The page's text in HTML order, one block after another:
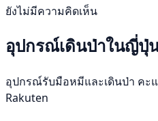
ยังไม่มีความคิดเห็น
อุปกรณ์เดินป่าในญี่ปุ่
อุปกรณ์รับมือหมีและเดินป่า คะ
Rakuten